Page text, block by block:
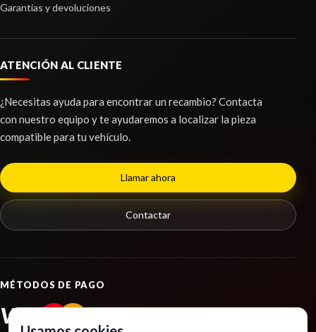
Garantías y devoluciones
ATENCIÓN AL CLIENTE
¿Necesitas ayuda para encontrar un recambio? Contacta
con nuestro equipo y te ayudaremos a localizar la pieza
compatible para tu vehículo.
Llamar ahora
Contactar
MÉTODOS DE PAGO
VISA PayPal